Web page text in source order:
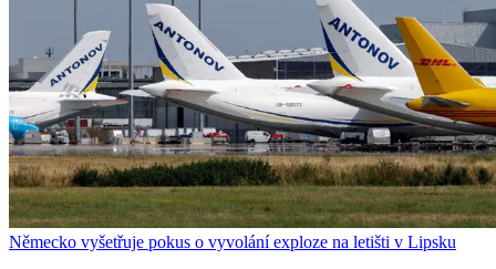
Německo vyšetřuje pokus o vyvolání exploze na letišti v Lipsku